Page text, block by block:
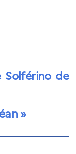
Solférino de
»